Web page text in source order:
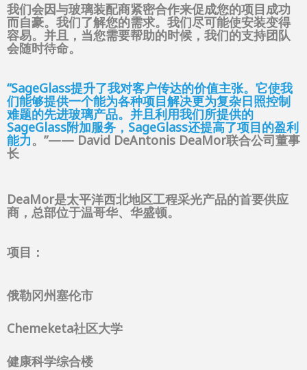
我们会因与玻璃装配商紧密合作来促成您的项目成功
而自豪。我们了解您的需求。我们尽可能使安装变得
容易。并且，当您需要帮助的时候，我们的支持团队
会随时待命。
“SageGlass提升了我对客户传达的价值主张。它使我
们能够提供一个能为各种项目解决更为复杂日照控制
难题的先进玻璃产品。并且利用我们所提供的
SageGlass附加服务，SageGlass还提高了项目的盈利
能力。”—— David DeAntonis DeaMor联合公司董事
长
DeaMor是太平洋西北地区工程采光产品的首要供应
商，总部位于温哥华、华盛顿。
项目：
俄勒冈州塞伦市
Chemeketa社区大学
健康科学综合楼